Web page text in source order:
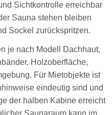
Sichtkontrolle erreichbar
Sauna stehen bleiben
Sockel zurückspritzen.
je nach Modell Dachhaut,
Holzoberfläche,
Für Mietobjekte ist
eindeutig sind und
der halben Kabine erreicht